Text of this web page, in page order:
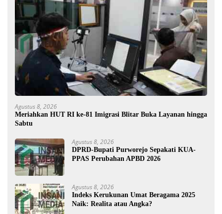
Agustus 8, 2026
Meriahkan HUT RI ke-81 Imigrasi Blitar Buka Layanan hingga
Sabtu
Agustus 8, 2026
DPRD-Bupati Purworejo Sepakati KUA-
PPAS Perubahan APBD 2026
Agustus 8, 2026
Indeks Kerukunan Umat Beragama 2025
Naik: Realita atau Angka?